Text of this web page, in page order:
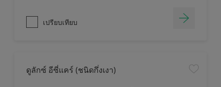
เปรียบเทียบ
ดูลักซ์ อีซี่แคร์ (ชนิดกึ่งเงา)